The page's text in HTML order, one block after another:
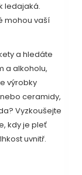
ledajaká.
mohou vaší
a hledáte
a alkoholu,
výrobky
ceramidy,
Vyzkoušejte
kdy je pleť
uvnitř.